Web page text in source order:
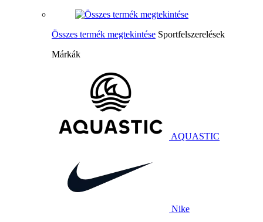
Összes termék megtekintése Sportfelszerelések
Márkák
AQUASTIC
Nike